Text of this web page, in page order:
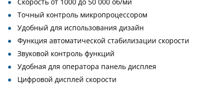
Точный контроль микропроцессором
Удобный для использования дизайн
Функция автоматической стабилизации скорости
Звуковой контроль функций
Удобная для оператора панель дисплея
Цифровой дисплей скорости